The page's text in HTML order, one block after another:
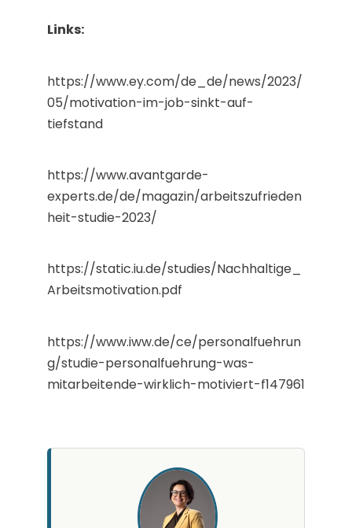
Links:
https://www.ey.com/de_de/news/2023/
05/motivation-im-job-sinkt-auf-
tiefstand
https://www.avantgarde-
experts.de/de/magazin/arbeitszufrieden
heit-studie-2023/
https://static.iu.de/studies/Nachhaltige_
Arbeitsmotivation.pdf
https://www.iww.de/ce/personalfuehrun
g/studie-personalfuehrung-was-
mitarbeitende-wirklich-motiviert-f147961